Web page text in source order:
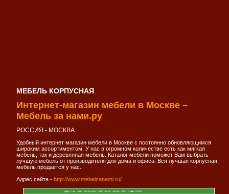
МЕБЕЛЬ КОРПУСНАЯ
Интернет-магазин мебели в Москве –
Мебель за нами.ру
РОССИЯ - МОСКВА
Удобный интернет магазин мебели в Москве с постоянно обновляющимся
широким ассортиментом. У нас в огромном количестве есть как мягкая
мебель, так и деревянная мебель. Каталог мебели поможет Вам выбрать
лучшую мебель от производителя для дома и офиса. Вся лучшая корпусная
мебель продается у нас.
Адрес сайта - http://www.mebelzanami.ru/